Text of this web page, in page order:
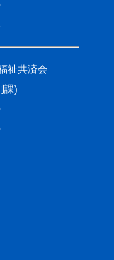
祉共済会
課)